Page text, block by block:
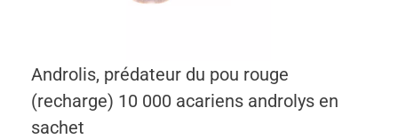
Androlis, prédateur du pou rouge
(recharge) 10 000 acariens androlys en
sachet